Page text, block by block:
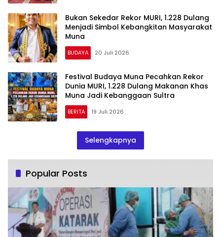
Bukan Sekedar Rekor MURI, 1.228 Dulang
Menjadi Simbol Kebangkitan Masyarakat
Muna
BUDAYA 20 Juli 2026
Festival Budaya Muna Pecahkan Rekor
Dunia MURI, 1.228 Dulang Makanan Khas
Muna Jadi Kebanggaan Sultra
BERITA 19 Juli 2026
Selengkapnya
Popular Posts